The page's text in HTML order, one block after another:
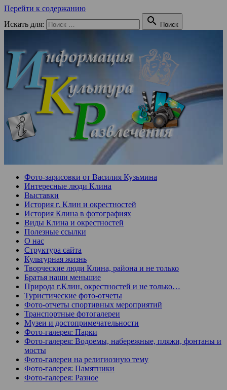
Перейти к содержанию
Искать для:
 Поиск
Фото-зарисовки от Василия Кузьмина
Интересные люди Клина
Выставки
История г. Клин и окрестностей
История Клина в фотографиях
Виды Клина и окрестностей
Полезные ссылки
О нас
Структура сайта
Культурная жизнь
Творческие люди Клина, района и не только
Братья наши меньшие
Природа г.Клин, окрестностей и не только…
Туристические фото-отчеты
Фото-отчеты спортивных мероприятий
Транспортные фотогалереи
Музеи и достопримечательности
Фото-галерея: Парки
Фото-галерея: Водоемы, набережные, пляжи, фонтаны и
мосты
Фото-галереи на религиозную тему
Фото-галерея: Памятники
Фото-галерея: Разное